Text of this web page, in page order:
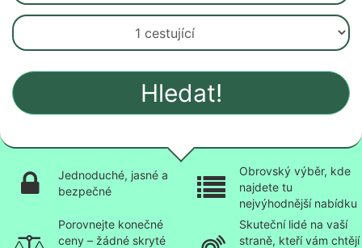
Hledat!
Jednoduché, jasné a
bezpečné
Obrovský výběr, kde
najdete tu
nejvýhodnější nabídku
Porovnejte konečné
ceny – žádné skryté
Skuteční lidé na vaší
straně, kteří vám chtějí